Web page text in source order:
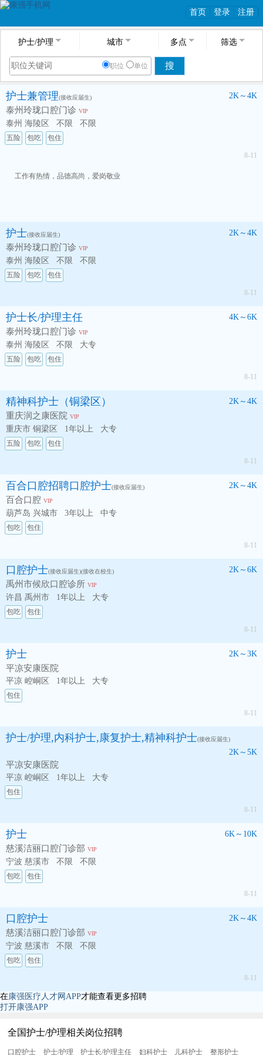
首页 登录 注册
护士/护理 城市 多点 筛选
职位 单位 搜
护士兼管理(接收应届生) 2K～4K
泰州玲珑口腔门诊 VIP
泰州 海陵区 不限 不限
五险 包吃 包住
8-11
工作有热情，品德高尚，爱岗敬业
护士(接收应届生) 2K～4K
泰州玲珑口腔门诊 VIP
泰州 海陵区 不限 不限
五险 包吃 包住
8-11
护士长/护理主任 4K～6K
泰州玲珑口腔门诊 VIP
泰州 海陵区 不限 大专
五险 包吃 包住
8-11
精神科护士（铜梁区） 2K～4K
重庆润之康医院 VIP
重庆市 铜梁区 1年以上 大专
五险 包吃 包住
8-11
百合口腔招聘口腔护士(接收应届生) 2K～4K
百合口腔 VIP
葫芦岛 兴城市 3年以上 中专
包吃 包住
8-11
口腔护士(接收应届生)(接收在校生) 2K～6K
禹州市候欣口腔诊所 VIP
许昌 禹州市 1年以上 大专
包吃 包住
8-11
护士 2K～3K
平凉安康医院
平凉 崆峒区 1年以上 大专
包住
8-11
护士/护理,内科护士,康复护士,精神科护士(接收应届生)
2K～5K
平凉安康医院
平凉 崆峒区 1年以上 大专
包住
8-11
护士 6K～10K
慈溪洁丽口腔门诊部 VIP
宁波 慈溪市 不限 不限
包吃 包住
8-11
口腔护士 2K～4K
慈溪洁丽口腔门诊部 VIP
宁波 慈溪市 不限 不限
包吃 包住
8-11
在康强医疗人才网APP才能查看更多招聘
打开康强APP
全国护士/护理相关岗位招聘
口腔护士 护士/护理 护士长/护理主任 妇科护士 儿科护士 整形护士